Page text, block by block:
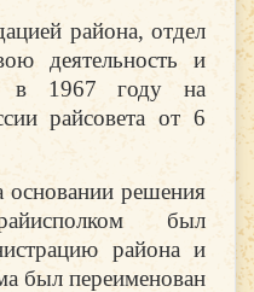
района, отдел
деятельность и
в 1967 году на
райсовета от 6
основании решения
был
района и
был переименован